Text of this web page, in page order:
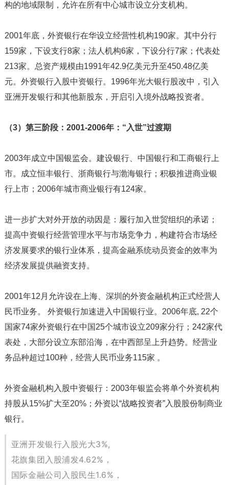
构的地域限制，允许在所有中心城市设立分支机构。
2001年底，外资银行在华设立经营性机构190家。其中分行
159家，下设支行8家；法人机构6家，下设分行7家；代表处
213家。总资产规模由1991年42.9亿美元升至450.48亿美
元。外资银行入股中资银行。1996年光大银行股改中，引入
亚洲开发银行和其他新股东，开启引入境外战略投资者。
（3）第三阶段：2001-2006年：“入世”过渡期
2003年成立中国银监会。建设银行、中国银行和工商银行上
市。成立恒丰银行、浙商银行与渤海银行；积极推进商业银
行上市；2006年城市商业银行有124家。
进一步扩大对外开放的动因是：履行加入世贸组织的承诺；
提高中资银行经营管理水平与市场竞争力，构建符合市场经
济发展要求的银行业体系，提高金融系统动员资金的效率为
经济发展提供融资支持。
2001年12月允许设在上海、深圳的外资金融机构正式经营人
民币业务。 外资银行加速进入中国银行业。2006年底, 22个
国家74家外资银行在中国25个城市设立209家分行；242家代
表处，大部分设立东部沿海，在中西部呈上升趋势。经营业
务品种超过100种，经营人民币业务115家 。
外资金融机构入股中资银行：2003年银监会将单个外资机构
持股从15%扩大至20%；外资以“战略投资者”入股股份制商业
银行。
亚洲开发银行入股光大3%,
花旗集团入股浦发4.62%，
国际金融公司入股民生1.6%，